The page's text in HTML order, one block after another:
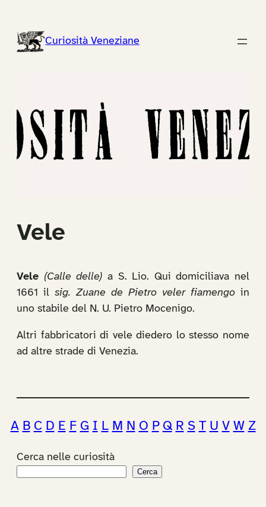
contenutoCuriosità Veneziane
Vele
Vele (Calle delle) a S. Lio. Qui domiciliava nel
1661 il sig. Zuane de Pietro veler fiamengo in
uno stabile del N. U. Pietro Mocenigo.
Altri fabbricatori di vele diedero lo stesso nome
ad altre strade di Venezia.
A B C D E F G I L M N O P Q R S T U V W Z
Cerca nelle curiosità
Cerca